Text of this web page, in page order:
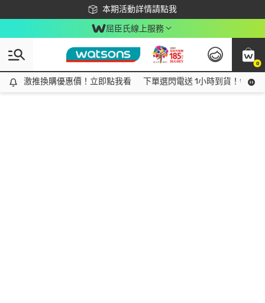
本期活動詳情請點我
下載app最高回饋$350
屈臣氏線上服務
0
激推換購優惠價！立即點我看
激推換購優惠價！立即點我看 下單選閃電送 1小時到貨！領神